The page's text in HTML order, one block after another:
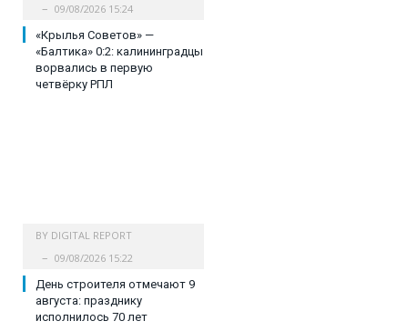
09/08/2026 15:24
«Крылья Советов» —
«Балтика» 0:2: калининградцы
ворвались в первую
четвёрку РПЛ
BY DIGITAL REPORT
09/08/2026 15:22
День строителя отмечают 9
августа: празднику
исполнилось 70 лет